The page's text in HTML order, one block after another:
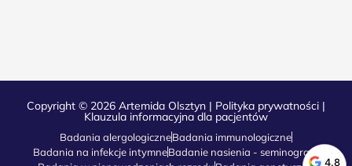
Copyright © 2026 Artemida Olsztyn | Polityka prywatności |
Klauzula informacyjna dla pacjentów
Badania alergologiczneBadania immunologiczne
Badania na infekcje intymneBadanie nasienia - seminogram
4.8